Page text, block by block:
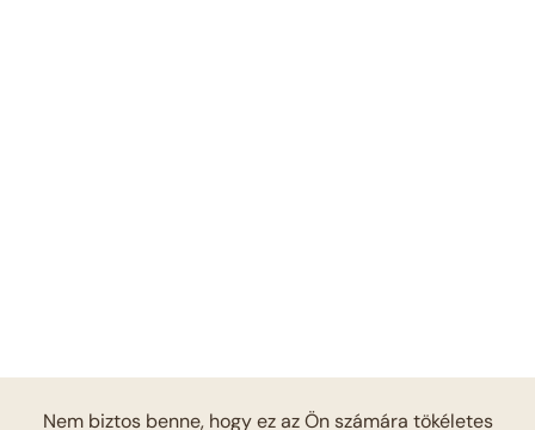
Nem biztos benne, hogy ez az Ön számára tökéletes